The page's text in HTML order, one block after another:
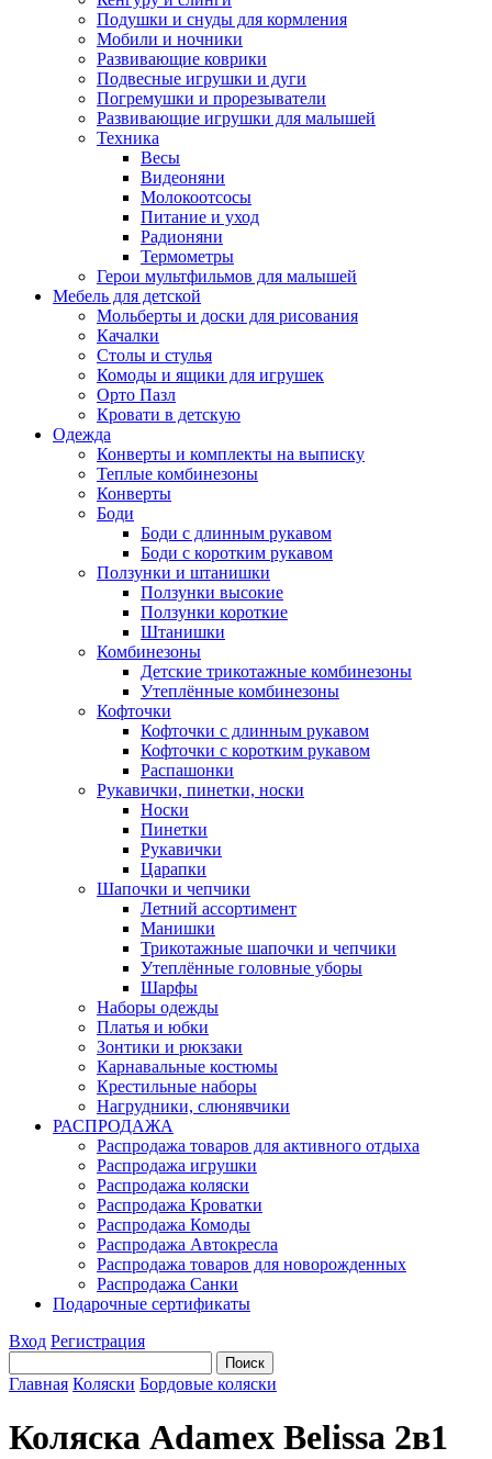
Подушки и снуды для кормления
Мобили и ночники
Развивающие коврики
Подвесные игрушки и дуги
Погремушки и прорезыватели
Развивающие игрушки для малышей
Техника
Весы
Видеоняни
Молокоотсосы
Питание и уход
Радионяни
Термометры
Герои мультфильмов для малышей
Мебель для детской
Мольберты и доски для рисования
Качалки
Столы и стулья
Комоды и ящики для игрушек
Орто Пазл
Кровати в детскую
Одежда
Конверты и комплекты на выписку
Теплые комбинезоны
Конверты
Боди
Боди с длинным рукавом
Боди с коротким рукавом
Ползунки и штанишки
Ползунки высокие
Ползунки короткие
Штанишки
Комбинезоны
Детские трикотажные комбинезоны
Утеплённые комбинезоны
Кофточки
Кофточки с длинным рукавом
Кофточки с коротким рукавом
Распашонки
Рукавички, пинетки, носки
Носки
Пинетки
Рукавички
Царапки
Шапочки и чепчики
Летний ассортимент
Манишки
Трикотажные шапочки и чепчики
Утеплённые головные уборы
Шарфы
Наборы одежды
Платья и юбки
Зонтики и рюкзаки
Карнавальные костюмы
Крестильные наборы
Нагрудники, слюнявчики
РАСПРОДАЖА
Распродажа товаров для активного отдыха
Распродажа игрушки
Распродажа коляски
Распродажа Кроватки
Распродажа Комоды
Распродажа Автокресла
Распродажа товаров для новорожденных
Распродажа Санки
Подарочные сертификаты
Вход Регистрация
Главная Коляски Бордовые коляски
Коляска Adamex Belissa 2в1